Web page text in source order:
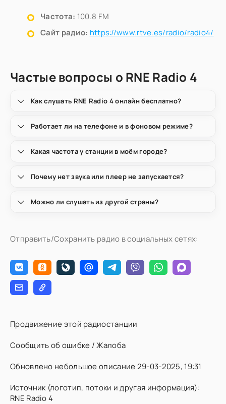
Частота: 100.8 FM
Сайт радио: https://www.rtve.es/radio/radio4/
Частые вопросы о RNE Radio 4
Как слушать RNE Radio 4 онлайн бесплатно?
Работает ли на телефоне и в фоновом режиме?
Какая частота у станции в моём городе?
Почему нет звука или плеер не запускается?
Можно ли слушать из другой страны?
Отправить/Сохранить радио в социальных сетях:
Продвижение этой радиостанции
Сообщить об ошибке / Жалоба
Обновлено небольшое описание 29-03-2025, 19:31
Источник (логотип, потоки и другая информация):
RNE Radio 4